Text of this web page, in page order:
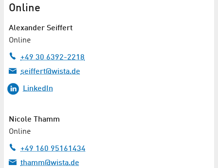
Online
Alexander Seiffert
Online
+49 30 6392-2218
seiffert@wista.de
LinkedIn
Nicole Thamm
Online
+49 160 95161434
thamm@wista.de